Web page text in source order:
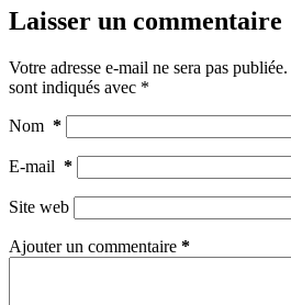
Laisser un commentaire
Votre adresse e-mail ne sera pas publiée.
sont indiqués avec *
Nom *
E-mail *
Site web
Ajouter un commentaire *